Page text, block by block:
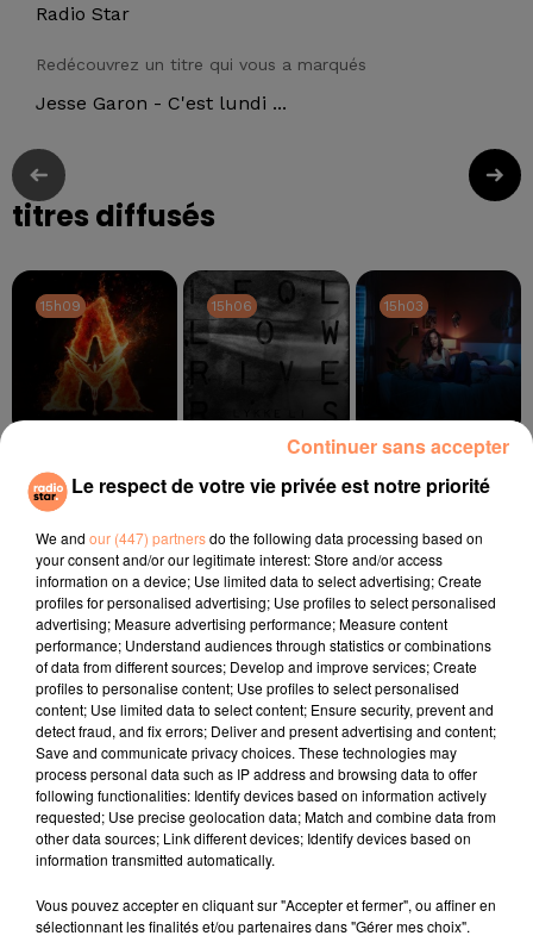
Radio Star
Redécouvrez un titre qui vous a marqués
Jesse Garon - C'est lundi ...
titres diffusés
15h09
15h09
Dream As One
(from Avatar: Fire
15h06
15h06
LYKKE LI
I Follow Rivers
15h03
15h03
AMEL BENT
L'amour Ça Se
Donne
l'horoscope
Bélier Taureau Gémeaux
Le respect de votre vie privée est notre priorité
We and our (447) partnersdo the following data processing based on
your consent and/or our legitimate interest: Store and/or access
information on a device; Use limited data to select advertising; Create
profiles for personalised advertising; Use profiles to select personalised
advertising; Measure advertising performance; Measure content
performance; Understand audiences through statistics or combinations
of data from different sources; Develop and improve services; Create
profiles to personalise content; Use profiles to select personalised
content; Use limited data to select content; Ensure security, prevent and
detect fraud, and fix errors; Deliver and present advertising and content;
Save and communicate privacy choices. These technologies may
process personal data such as IP address and browsing data to offer
following functionalities: Identify devices based on information actively
requested; Use precise geolocation data; Match and combine data from
other data sources; Link different devices; Identify devices based on
information transmitted automatically.
Vous pouvez accepter en cliquant sur "Accepter et fermer", ou affiner en
sélectionnant les finalités et/ou partenaires dans "Gérer mes choix".
Continuer sans accepter